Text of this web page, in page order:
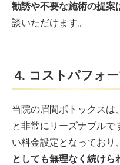
勧誘や不要な施術の提案
談いただけます。
4. コストパフォ
当院の眉間ボトックスは
と非常にリーズナブルで
い料金設定となっており、
としても無理なく続けら